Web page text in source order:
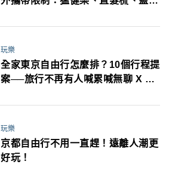
萬！注意事項一次看！
玩樂
全家東京自由行怎麼排？10個行程提
案──旅行不再有人喊累喊無聊 X 爸
玩樂
京都自由行不用一直趕！遠離人潮更
好玩！